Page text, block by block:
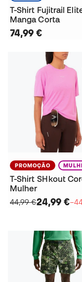
T-Shirt Fujitrail
Manga Corta
74,99 €
PROMOÇÃO
T-Shirt SHkout
Mulher
44,99 €24,99 €